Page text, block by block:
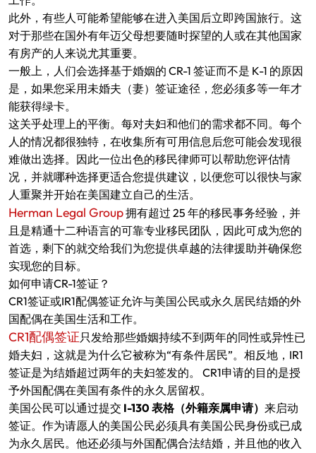
此外，有些人可能希望能够在进入美国后立即跨国旅行。这
对于那些在国外有年迈父母想要随时探望的人或在其他国家
有房产的人来说尤其重要。
一般上，人们会选择基于婚姻的 CR-1 签证而不是 K-1 的原因
是，如果您采用未婚夫（妻）签证途径，您必须多等一年才
能获得绿卡。
这关乎处理上的平衡。每对夫妇和他们的需求都不同。每个
人的情况都很独特，在收集所有可用信息后您可能会发现很
难做出选择。因此一位出色的移民律师可以帮助您评估情
况，并就哪种选择更适合您提供建议，以便您可以很快与家
人重聚并开始在美国建立自己的生活。
Herman Legal Group拥有超过 25 年的移民事务经验，并
且是精通十二种语言的可靠专业移民团队，因此可成为您的
首选，剩下的就交给我们为您提供卓越的法律援助并确保您
实现您的目标。
如何申请CR-1签证？
CR1签证或IR1配偶签证允许与美国公民或永久居民结婚的外
国配偶在美国生活和工作。
CR1配偶签证只发给那些婚姻持续不到两年的同性或异性已
婚夫妇，这就是为什么它被称为“有条件居民”。相反地，IR1
签证是为结婚超过两年的夫妇签发的。 CR1申请的目的是授
予外国配偶在美国有条件的永久居留权。
美国公民可以通过提交 I-130 表格（外籍亲属申请） 来启动
签证。作为请愿人的美国公民必须具有美国公民身份或已成
为永久居民。他还必须与外国配偶合法结婚，并且他的收入